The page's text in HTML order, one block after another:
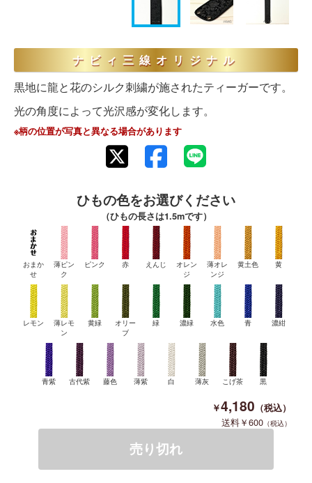
ナビィ三線オリジナル
黒地に龍と花のシルク刺繍が施されたティーガーです。
光の角度によって光沢感が変化します。
※柄の位置が写真と異なる場合があります
ひもの色をお選びください
（ひもの長さは1.5mです）
おまか
せ
薄ピン
ク
ピンク 赤 えんじ
オレン
ジ
薄オレ
ンジ
黄土色 黄
レモン
薄レモ
ン
黄緑
オリー
ブ
緑 濃緑 水色 青 濃紺
青紫 古代紫 藤色 薄紫 白 薄灰 こげ茶 黒
4,180
600